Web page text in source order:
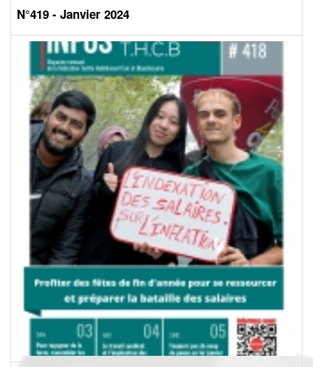
N°419 - Janvier 2024